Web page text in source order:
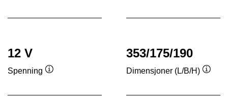
12 V
Spenning
353/175/190
Dimensjoner (L/B/H)